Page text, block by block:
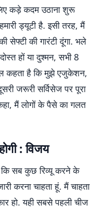
कड़े कदम उठाना शुरू
ड्यूटी है. इसी तरह, मैं
सेफ्टी की गारंटी दूंगा. भले
हों या दुश्मन, सभी 8
कहता है कि मुझे एजुकेशन,
जरूरी सर्विसेज पर पूरा
मैं लोगों के पैसे का गलत
: विजय
सब कुछ रिव्यू करने के
करना चाहता हूं. मैं चाहता
हो. यही सबसे पहली चीज